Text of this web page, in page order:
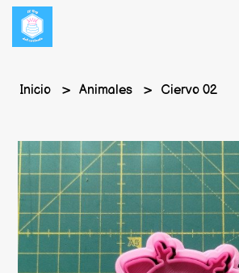
Inicio Animales Ciervo 02